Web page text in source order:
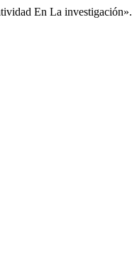
En La investigación».